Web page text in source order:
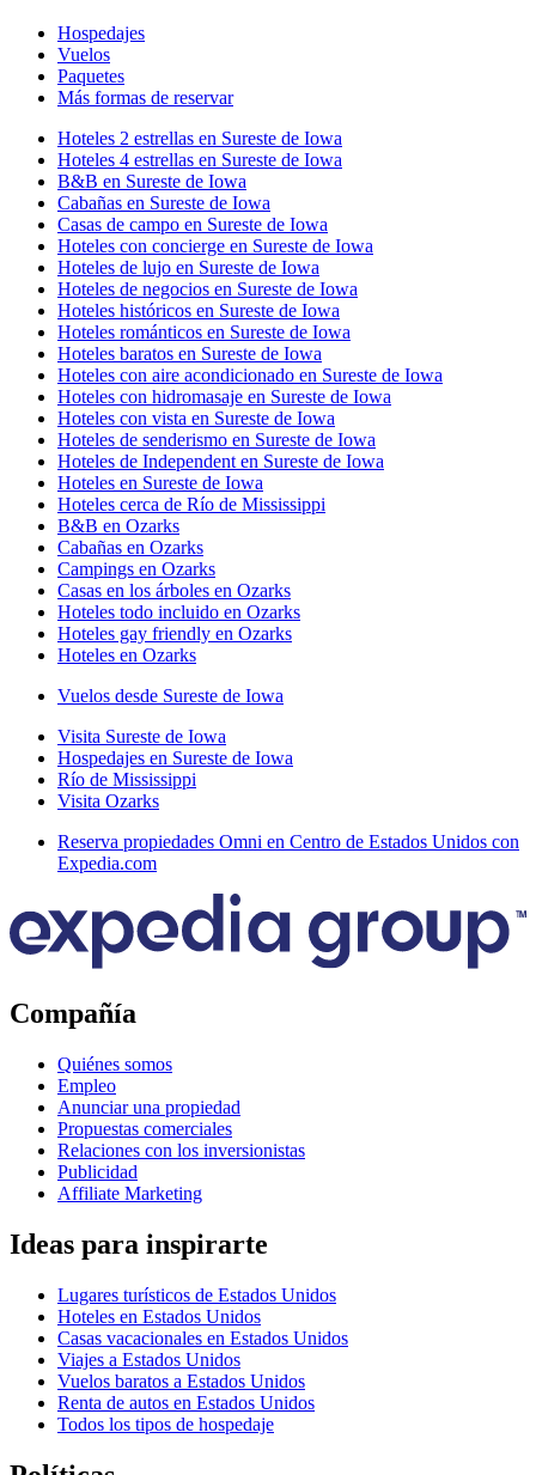
Hospedajes
Vuelos
Paquetes
Más formas de reservar
Hoteles 2 estrellas en Sureste de Iowa
Hoteles 4 estrellas en Sureste de Iowa
B&B en Sureste de Iowa
Cabañas en Sureste de Iowa
Casas de campo en Sureste de Iowa
Hoteles con concierge en Sureste de Iowa
Hoteles de lujo en Sureste de Iowa
Hoteles de negocios en Sureste de Iowa
Hoteles históricos en Sureste de Iowa
Hoteles románticos en Sureste de Iowa
Hoteles baratos en Sureste de Iowa
Hoteles con aire acondicionado en Sureste de Iowa
Hoteles con hidromasaje en Sureste de Iowa
Hoteles con vista en Sureste de Iowa
Hoteles de senderismo en Sureste de Iowa
Hoteles de Independent en Sureste de Iowa
Hoteles en Sureste de Iowa
Hoteles cerca de Río de Mississippi
B&B en Ozarks
Cabañas en Ozarks
Campings en Ozarks
Casas en los árboles en Ozarks
Hoteles todo incluido en Ozarks
Hoteles gay friendly en Ozarks
Hoteles en Ozarks
Vuelos desde Sureste de Iowa
Visita Sureste de Iowa
Hospedajes en Sureste de Iowa
Río de Mississippi
Visita Ozarks
Reserva propiedades Omni en Centro de Estados Unidos con
Expedia.com
Compañía
Quiénes somos
Empleo
Anunciar una propiedad
Propuestas comerciales
Relaciones con los inversionistas
Publicidad
Affiliate Marketing
Ideas para inspirarte
Lugares turísticos de Estados Unidos
Hoteles en Estados Unidos
Casas vacacionales en Estados Unidos
Viajes a Estados Unidos
Vuelos baratos a Estados Unidos
Renta de autos en Estados Unidos
Todos los tipos de hospedaje